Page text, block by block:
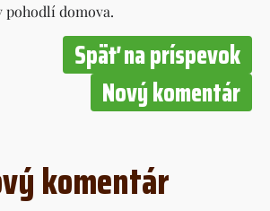
pohodlí domova.
Späť na príspevok
Nový komentár
komentár